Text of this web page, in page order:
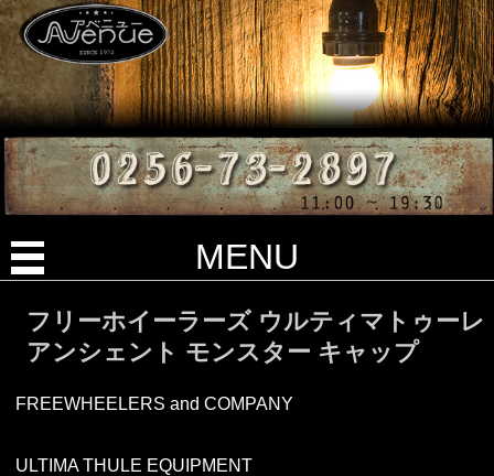
MENU
フリーホイーラーズ ウルティマトゥーレ
アンシェント モンスター キャップ
FREEWHEELERS and COMPANY
ULTIMA THULE EQUIPMENT